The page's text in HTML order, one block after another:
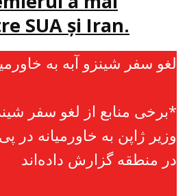
SUA şi Iran.
لغو سفر شینزو آبه به
*برخی منابع از لغو سفر
وزیر ژاپن به خاورمیانه در
در منطقه گزارش داده‌اند